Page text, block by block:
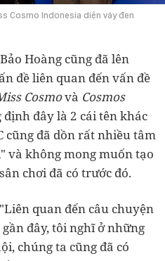
Cosmo Indonesia diện váy đen
Hoàng cũng đã lên
đề liên quan đến vấn đề
Cosmovà Cosmos
định đây là 2 cái tên khác
cũng đã dồn rất nhiều tâm
và không mong muốn tạo
chơi đã có trước đó.
iên quan đến câu chuyện
đây, tôi nghĩ ở những
chúng ta cũng đã có